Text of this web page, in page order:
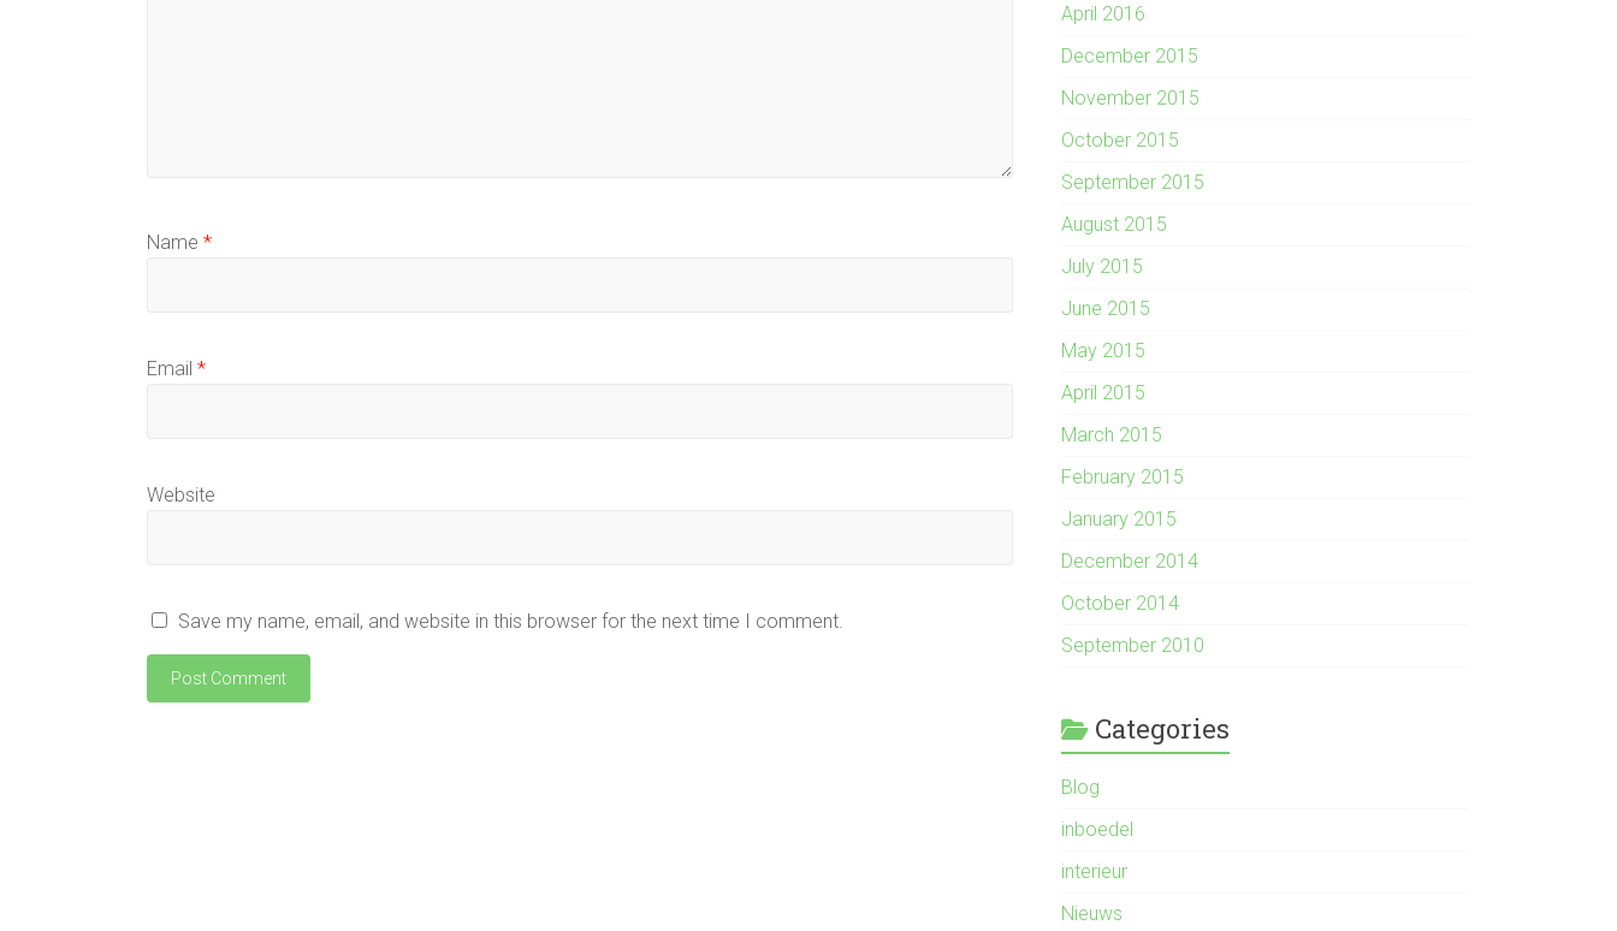
Name *
Email *
Website
Save my name, email, and website in this browser for the next time I comment.
April 2016
December 2015
November 2015
October 2015
September 2015
August 2015
July 2015
June 2015
May 2015
April 2015
March 2015
February 2015
January 2015
December 2014
October 2014
September 2010
Categories
Blog
inboedel
interieur
Nieuws